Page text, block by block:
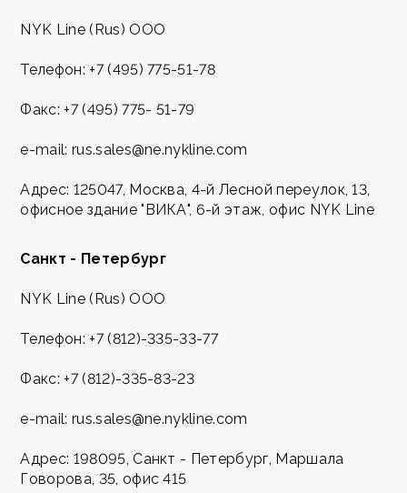
NYK Line (Rus) ООО
Телефон:+7 (495) 775-51-78
Факс:+7 (495) 775- 51-79
e-mail: rus.sales@ne.nykline.com
Адрес: 125047, Москва, 4-й Лесной переулок, 13,
офисное здание "ВИКА", 6-й этаж, офис NYK Line
Санкт - Петербург
NYK Line (Rus) ООО
Телефон:+7 (812)-335-33-77
Факс:+7 (812)-335-83-23
e-mail: rus.sales@ne.nykline.com
Адрес: 198095, Санкт - Петербург, Маршала
Говорова, 35, офис 415